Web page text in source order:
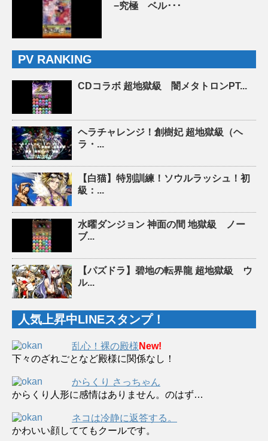
−究極 ベル･･･
PV RANKING
CDコラボ 超地獄級 闇メタトロンPT...
ヘラチャレンジ！創樹妃 超地獄級（ヘ
ラ・...
【白猫】特別訓練！ソウルラッシュ！初
級：...
水曜ダンジョン 神面の間 地獄級 ノー
ブ...
【パズドラ】碧地の転界龍 超地獄級 ウ
ル...
人気上昇中LINEスタンプ！
乱心！裸の殿様 New!
下々のざれごとなど殿様に関係なし！
からくり さっちゃん
からくり人形に感情はありません。のはず…
ネコは冷静に返答する。
かわいい顔しててもクールです。